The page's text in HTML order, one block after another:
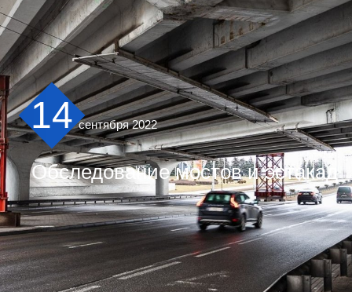
14 сентября 2022
Обследование мостов и эстакад